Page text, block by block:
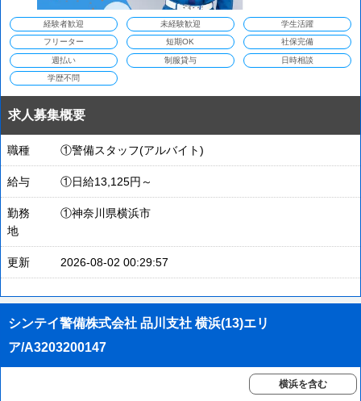
経験者歓迎 未経験歓迎 学生活躍
フリーター 短期OK 社保完備
週払い 制服貸与 日時相談
学歴不問
求人募集概要
職種 ①警備スタッフ(アルバイト)
給与 ①日給13,125円～
勤務
地
①神奈川県横浜市
更新 2026-08-02 00:29:57
シンテイ警備株式会社 品川支社 横浜(13)エリ
ア/A3203200147
横浜を含む